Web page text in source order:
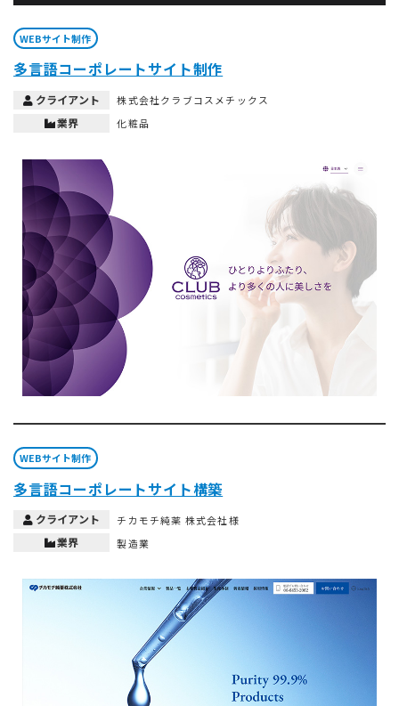
WEBサイト制作
多言語コーポレートサイト制作
クライアント 株式会社クラブコスメチックス
業界 化粧品
WEBサイト制作
多言語コーポレートサイト構築
クライアント チカモチ純薬 株式会社様
業界 製造業